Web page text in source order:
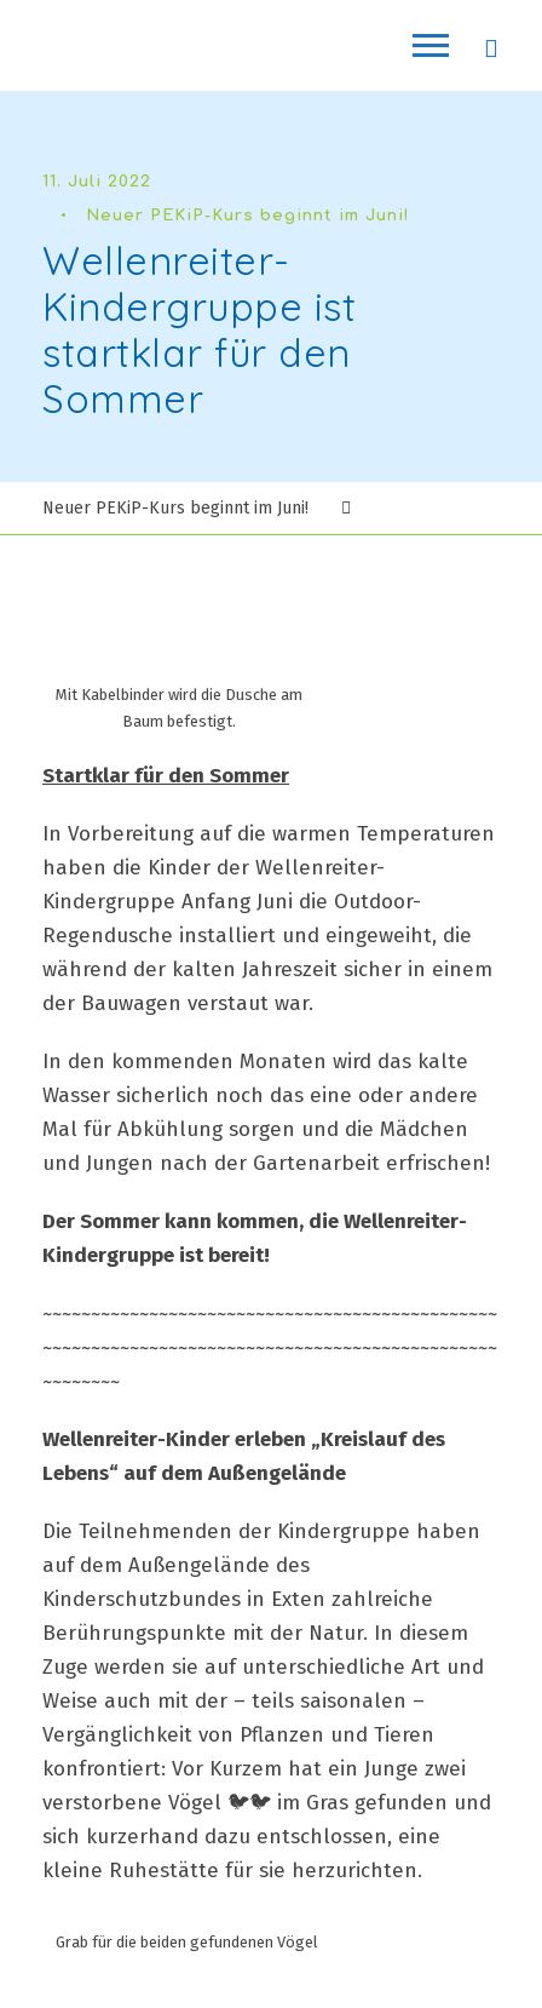
11. Juli 2022
•
Neuer PEKiP-Kurs beginnt im Juni!
Wellenreiter-
Kindergruppe ist
startklar für den
Sommer
Neuer PEKiP-Kurs beginnt im Juni!
Mit Kabelbinder wird die Dusche am
Baum befestigt.
Startklar für den Sommer
In Vorbereitung auf die warmen Temperaturen
haben die Kinder der Wellenreiter-
Kindergruppe Anfang Juni die Outdoor-
Regendusche installiert und eingeweiht, die
während der kalten Jahreszeit sicher in einem
der Bauwagen verstaut war.
In den kommenden Monaten wird das kalte
Wasser sicherlich noch das eine oder andere
Mal für Abkühlung sorgen und die Mädchen
und Jungen nach der Gartenarbeit erfrischen!
Der Sommer kann kommen, die Wellenreiter-
Kindergruppe ist bereit!
~~~~~~~~~~~~~~~~~~~~~~~~~~~~~~~~~~~~~~~~~~~~~~~
~~~~~~~~~~~~~~~~~~~~~~~~~~~~~~~~~~~~~~~~~~~~~~~
~~~~~~~~
Wellenreiter-Kinder erleben „Kreislauf des
Lebens“ auf dem Außengelände
Die Teilnehmenden der Kindergruppe haben
auf dem Außengelände des
Kinderschutzbundes in Exten zahlreiche
Berührungspunkte mit der Natur. In diesem
Zuge werden sie auf unterschiedliche Art und
Weise auch mit der – teils saisonalen –
Vergänglichkeit von Pflanzen und Tieren
konfrontiert: Vor Kurzem hat ein Junge zwei
verstorbene Vögel 🐦🐦 im Gras gefunden und
sich kurzerhand dazu entschlossen, eine
kleine Ruhestätte für sie herzurichten.
Grab für die beiden gefundenen Vögel